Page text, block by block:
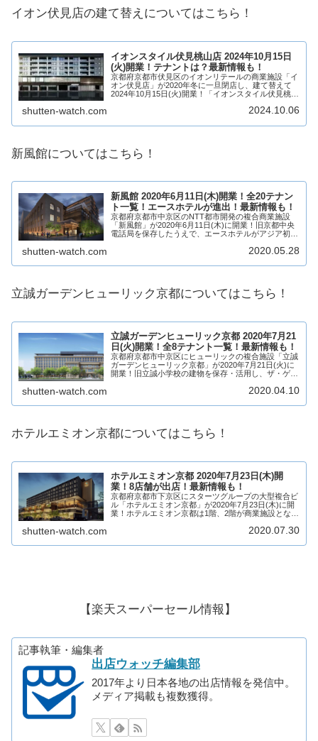
イオン伏見店の建て替えについてはこちら！
イオンスタイル伏見桃山店 2024年10月15日
(火)開業！テナントは？最新情報も！
京都府京都市伏見区のイオンリテールの商業施設「イ
オン伏見店」が2020年冬に一旦閉店し、建て替えて
2024年10月15日(火)開業！「イオンスタイル伏見桃山
られ、分譲マンション「ブランズ伏見桃...
shutten-watch.com 2024.10.06
新風館についてはこちら！
新風館 2020年6月11日(木)開業！全20テナン
ト一覧！エースホテルが進出！最新情報も！
京都府京都市中京区のNTT都市開発の複合商業施設
「新風館」が2020年6月11日(木)に開業！旧京都中央
電話局を保存したうえで、エースホテルがアジア初出
ッション、飲食店など20店舗が出店します...
shutten-watch.com 2020.05.28
立誠ガーデンヒューリック京都についてはこちら！
立誠ガーデンヒューリック京都 2020年7月21
日(火)開業！全8テナント一覧！最新情報も！
京都府京都市中京区にヒューリックの複合施設「立誠
ガーデンヒューリック京都」が2020年7月21日(火)に
開業！旧立誠小学校の建物を保存・活用し、ザ・ゲー
店など8店舗が出店します！立誠ガーデンヒ...
shutten-watch.com 2020.04.10
ホテルエミオン京都についてはこちら！
ホテルエミオン京都 2020年7月23日(木)開
業！8店舗が出店！最新情報も！
京都府京都市下京区にスターツグループの大型複合ビ
ル「ホテルエミオン京都」が2020年7月23日(木)に開
業！ホテルエミオン京都は1階、2階が商業施設とな
中央卸売市場に直結した新しい複合商業施設...
shutten-watch.com 2020.07.30
【楽天スーパーセール情報】
記事執筆・編集者
出店ウォッチ編集部
2017年より日本各地の出店情報を発信中。
メディア掲載も複数獲得。